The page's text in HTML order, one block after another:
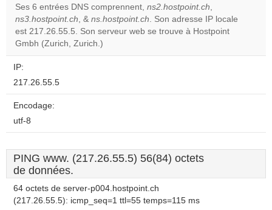
Do you
own this
Ses 6 entrées DNS comprennent, ns2.hostpoint.ch,
ns3.hostpoint.ch, & ns.hostpoint.ch. Son adresse IP locale
est 217.26.55.5. Son serveur web se trouve à Hostpoint
Gmbh (Zurich, Zurich.)
IP:
217.26.55.5
Encodage:
utf-8
PING www. (217.26.55.5) 56(84) octets
de données.
64 octets de server-p004.hostpoint.ch
(217.26.55.5): icmp_seq=1 ttl=55 temps=115 ms